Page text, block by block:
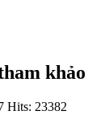
khảo
Hits: 23382